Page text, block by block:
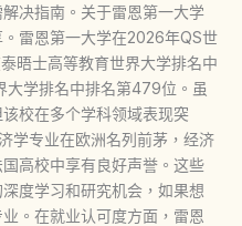
决指南。关于雷恩第一大学
雷恩第一大学在2026年QS世
晤士高等教育世界大学排名中
学排名中排名第479位。虽
校在多个学科领域表现突
学专业在欧洲名列前茅，经济
高校中享有良好声誉。这些
度学习和研究机会，如果想
。在就业认可度方面，雷恩